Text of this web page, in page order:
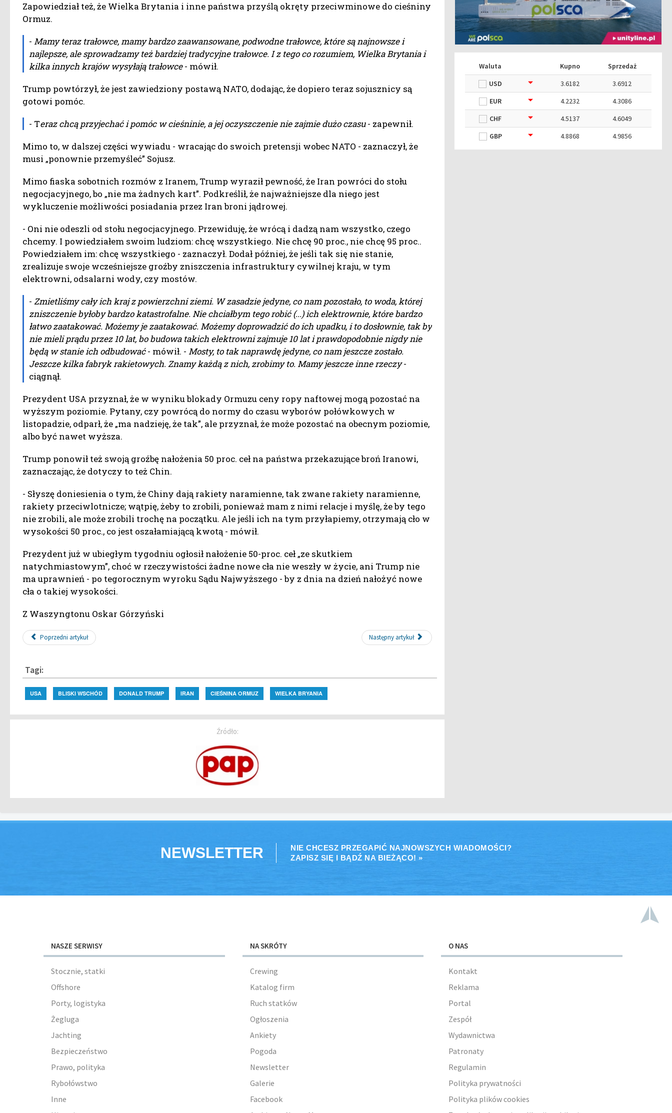
Zapowiedział też, że Wielka Brytania i inne państwa przyślą okręty przeciwminowe do cieśniny
Ormuz.
- Mamy teraz trałowce, mamy bardzo zaawansowane, podwodne trałowce, które są najnowsze i
najlepsze, ale sprowadzamy też bardziej tradycyjne trałowce. I z tego co rozumiem, Wielka Brytania i
kilka innych krajów wysyłają trałowce- mówił.
Trump powtórzył, że jest zawiedziony postawą NATO, dodając, że dopiero teraz sojusznicy są
gotowi pomóc.
- Teraz chcą przyjechać i pomóc w cieśninie, a jej oczyszczenie nie zajmie dużo czasu- zapewnił.
Mimo to, w dalszej części wywiadu - wracając do swoich pretensji wobec NATO - zaznaczył, że
musi „ponownie przemyśleć” Sojusz.
Mimo fiaska sobotnich rozmów z Iranem, Trump wyraził pewność, że Iran powróci do stołu
negocjacyjnego, bo „nie ma żadnych kart”. Podkreślił, że najważniejsze dla niego jest
wykluczenie możliwości posiadania przez Iran broni jądrowej.
- Oni nie odeszli od stołu negocjacyjnego. Przewiduję, że wrócą i dadzą nam wszystko, czego
chcemy. I powiedziałem swoim ludziom: chcę wszystkiego. Nie chcę 90 proc., nie chcę 95 proc..
Powiedziałem im: chcę wszystkiego - zaznaczył. Dodał później, że jeśli tak się nie stanie,
zrealizuje swoje wcześniejsze groźby zniszczenia infrastruktury cywilnej kraju, w tym
elektrowni, odsalarni wody, czy mostów.
- Zmietliśmy cały ich kraj z powierzchni ziemi. W zasadzie jedyne, co nam pozostało, to woda, której
zniszczenie byłoby bardzo katastrofalne. Nie chciałbym tego robić (...) ich elektrownie, które bardzo
łatwo zaatakować. Możemy je zaatakować. Możemy doprowadzić do ich upadku, i to dosłownie, tak by
nie mieli prądu przez 10 lat, bo budowa takich elektrowni zajmuje 10 lat i prawdopodobnie nigdy nie
będą w stanie ich odbudować- mówił. - Mosty, to tak naprawdę jedyne, co nam jeszcze zostało.
Jeszcze kilka fabryk rakietowych. Znamy każdą z nich, zrobimy to. Mamy jeszcze inne rzeczy-
ciągnął.
Prezydent USA przyznał, że w wyniku blokady Ormuzu ceny ropy naftowej mogą pozostać na
wyższym poziomie. Pytany, czy powrócą do normy do czasu wyborów połówkowych w
listopadzie, odparł, że „ma nadzieję, że tak”, ale przyznał, że może pozostać na obecnym poziomie,
albo być nawet wyższa.
Trump ponowił też swoją groźbę nałożenia 50 proc. ceł na państwa przekazujące broń Iranowi,
zaznaczając, że dotyczy to też Chin.
- Słyszę doniesienia o tym, że Chiny dają rakiety naramienne, tak zwane rakiety naramienne,
rakiety przeciwlotnicze; wątpię, żeby to zrobili, ponieważ mam z nimi relacje i myślę, że by tego
nie zrobili, ale może zrobili trochę na początku. Ale jeśli ich na tym przyłapiemy, otrzymają cło w
wysokości 50 proc., co jest oszałamiającą kwotą - mówił.
Prezydent już w ubiegłym tygodniu ogłosił nałożenie 50-proc. ceł „ze skutkiem
natychmiastowym”, choć w rzeczywistości żadne nowe cła nie weszły w życie, ani Trump nie
ma uprawnień - po tegorocznym wyroku Sądu Najwyższego - by z dnia na dzień nałożyć nowe
cła o takiej wysokości.
Z Waszyngtonu Oskar Górzyński
Poprzedni artykuł Następny artykuł
Tagi:
USA BLISKI WSCHÓD DONALD TRUMP IRAN CIEŚNINA ORMUZ WIELKA BRYANIA
Źródło:
Waluta Kupno
Sprzedaż
USD
3.6182
3.6912
EUR
4.2232
4.3086
CHF
4.5137
4.6049
GBP
4.8868 4.9856
NEWSLETTER
NIE CHCESZ PRZEGAPIĆ NAJNOWSZYCH WIADOMOŚCI?
ZAPISZ SIĘ I BĄDŹ NA BIEŻĄCO! »
NASZE SERWISY
Stocznie, statki
Offshore
Porty, logistyka
Żegluga
Jachting
Bezpieczeństwo
Prawo, polityka
Rybołówstwo
Inne
NA SKRÓTY
Crewing
Katalog firm
Ruch statków
Ogłoszenia
Ankiety
Pogoda
Newsletter
Galerie
Facebook
O NAS
Kontakt
Reklama
Portal
Zespół
Wydawnictwa
Patronaty
Regulamin
Polityka prywatności
Polityka plików cookies